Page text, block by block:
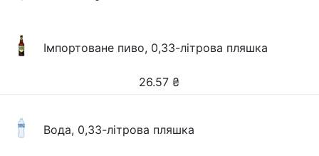
Імпортоване пиво, 0,33-літрова пляшка
26.57 ₴
Вода, 0,33-літрова пляшка